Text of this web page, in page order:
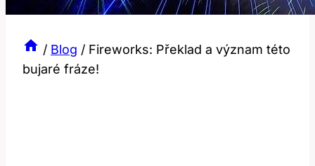
/ Blog / Fireworks: Překlad a význam této
bujaré fráze!